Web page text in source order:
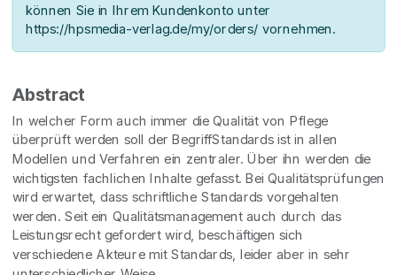
können Sie in Ihrem Kundenkonto unter
https://hpsmedia-verlag.de/my/orders/ vornehmen.
Abstract
In welcher Form auch immer die Qualität von Pflege
überprüft werden soll der BegriffStandards ist in allen
Modellen und Verfahren ein zentraler. Über ihn werden die
wichtigsten fachlichen Inhalte gefasst. Bei Qualitätsprüfungen
wird erwartet, dass schriftliche Standards vorgehalten
werden. Seit ein Qualitätsmanagement auch durch das
Leistungsrecht gefordert wird, beschäftigen sich
verschiedene Akteure mit Standards, leider aber in sehr